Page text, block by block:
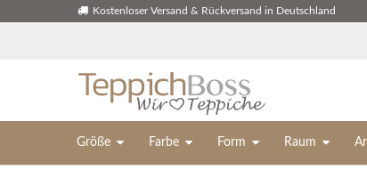
Kostenloser Versand & Rückversand in Deutschland
Größe Farbe Form Raum